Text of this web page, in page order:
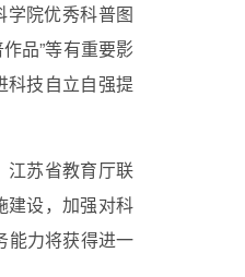
学院优秀科普图
品”等有重要影
科技自立自强提
江苏省教育厅联
建设，加强对科
能力将获得进一